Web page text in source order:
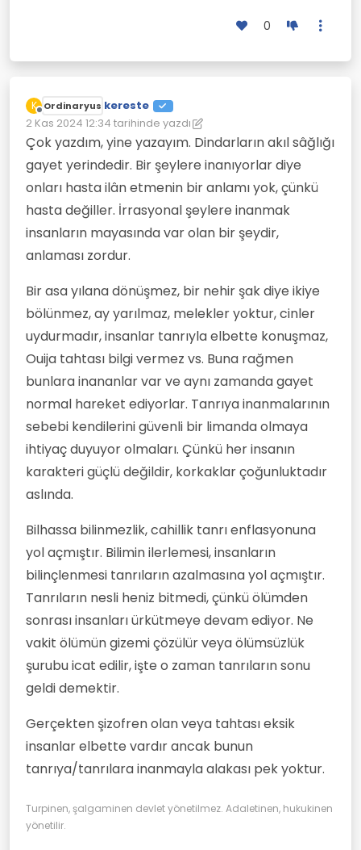
0
K
Çevrimdışı
Ordinaryus kereste
2 Kas 2024 12:34 tarihinde yazdı
Son düzenleyen: kereste11 Şub 2024 12:48
Çok yazdım, yine yazayım. Dindarların akıl sâğlığı
gayet yerindedir. Bir şeylere inanıyorlar diye
onları hasta ilân etmenin bir anlamı yok, çünkü
hasta değiller. İrrasyonal şeylere inanmak
insanların mayasında var olan bir şeydir,
anlaması zordur.
Bir asa yılana dönüşmez, bir nehir şak diye ikiye
bölünmez, ay yarılmaz, melekler yoktur, cinler
uydurmadır, insanlar tanrıyla elbette konuşmaz,
Ouija tahtası bilgi vermez vs. Buna rağmen
bunlara inananlar var ve aynı zamanda gayet
normal hareket ediyorlar. Tanrıya inanmalarının
sebebi kendilerini güvenli bir limanda olmaya
ihtiyaç duyuyor olmaları. Çünkü her insanın
karakteri güçlü değildir, korkaklar çoğunluktadır
aslında.
Bilhassa bilinmezlik, cahillik tanrı enflasyonuna
yol açmıştır. Bilimin ilerlemesi, insanların
bilinçlenmesi tanrıların azalmasına yol açmıştır.
Tanrıların nesli heniz bitmedi, çünkü ölümden
sonrası insanları ürkütmeye devam ediyor. Ne
vakit ölümün gizemi çözülür veya ölümsüzlük
şurubu icat edilir, işte o zaman tanrıların sonu
geldi demektir.
Gerçekten şizofren olan veya tahtası eksik
insanlar elbette vardır ancak bunun
tanrıya/tanrılara inanmayla alakası pek yoktur.
Turpinen, şalgaminen devlet yönetilmez. Adaletinen, hukukinen
yönetilir.